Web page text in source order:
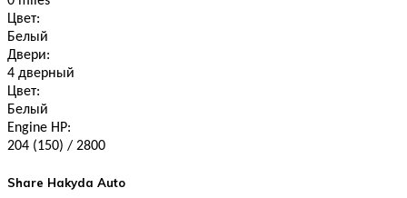
Цвет:
Белый
Двери:
4 дверный
Цвет:
Белый
Engine HP:
204 (150) / 2800
Share Hakyda Auto